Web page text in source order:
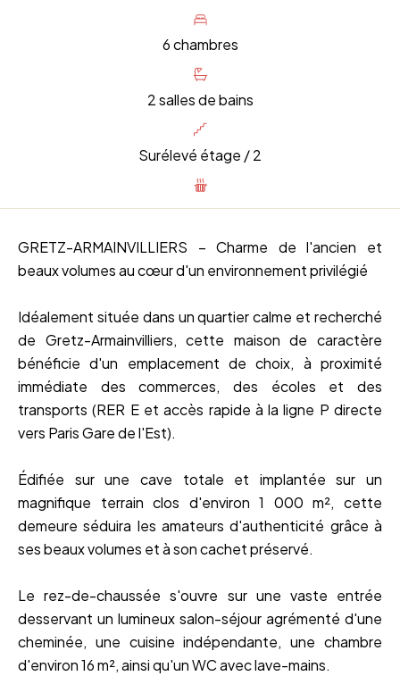
6 chambres
2 salles de bains
Surélevé étage / 2
GRETZ-ARMAINVILLIERS – Charme de l'ancien et
beaux volumes au cœur d'un environnement privilégié
Idéalement située dans un quartier calme et recherché
de Gretz-Armainvilliers, cette maison de caractère
bénéficie d'un emplacement de choix, à proximité
immédiate des commerces, des écoles et des
transports (RER E et accès rapide à la ligne P directe
vers Paris Gare de l'Est).
Édifiée sur une cave totale et implantée sur un
magnifique terrain clos d'environ 1 000 m², cette
demeure séduira les amateurs d'authenticité grâce à
ses beaux volumes et à son cachet préservé.
Le rez-de-chaussée s'ouvre sur une vaste entrée
desservant un lumineux salon-séjour agrémenté d'une
cheminée, une cuisine indépendante, une chambre
d'environ 16 m², ainsi qu'un WC avec lave-mains.